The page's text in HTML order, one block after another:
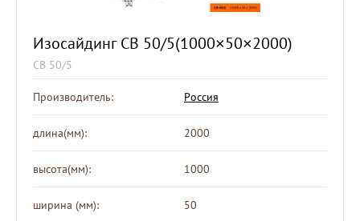
Изосайдинг СВ 50/5(1000×50×2000)
СВ 50/5
Производитель: Россия
длина(мм): 2000
высота(мм): 1000
ширина (мм): 50